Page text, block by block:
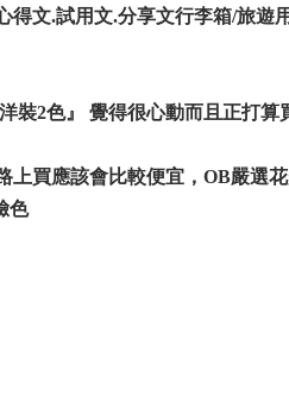
文.試用文.分享文行李箱/旅遊
2色』 覺得很心動而且正打算
買應該會比較便宜，OB嚴選
色